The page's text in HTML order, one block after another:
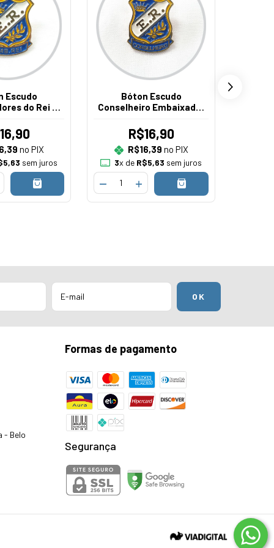
Escudo
do Rei -
no PIX
sem juros
Bóton Escudo
Conselheiro Embaixador
(6007) - Novo
R$16,90
R$16,39 no PIX
3x de R$5,63 sem juros
- Belo
Formas de pagamento
Segurança